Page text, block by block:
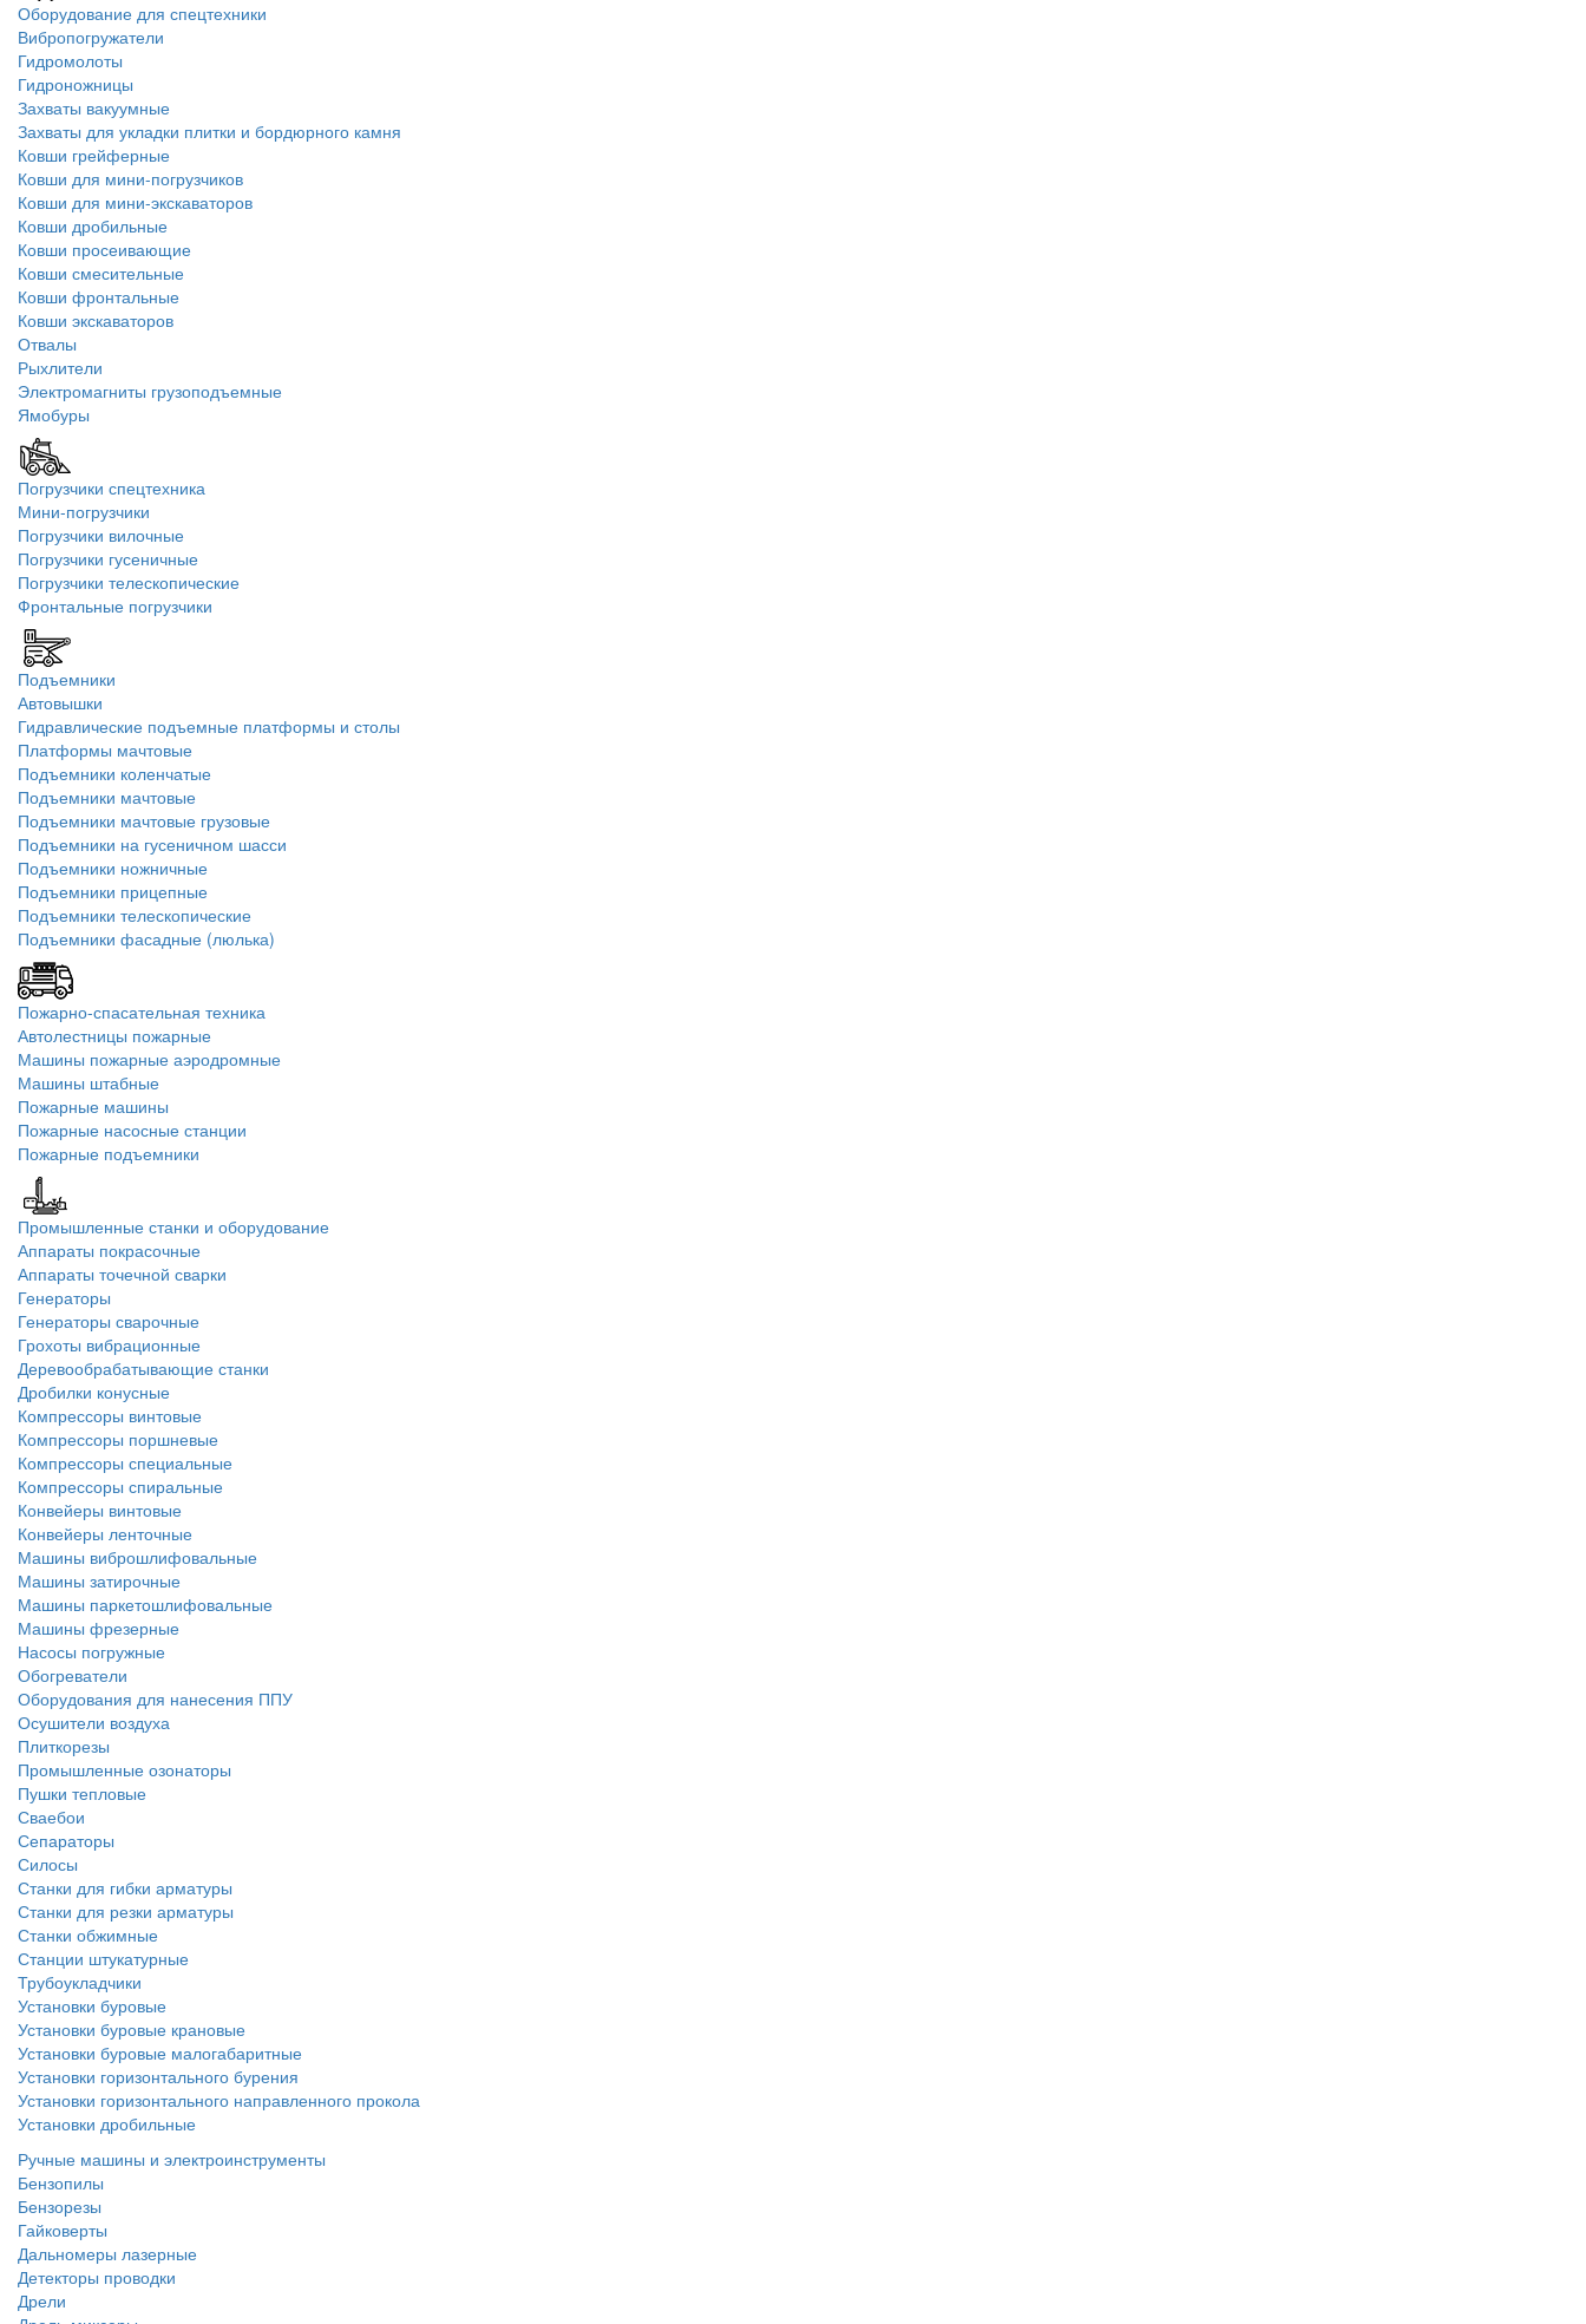
Оборудование для спецтехники
Вибропогружатели
Гидромолоты
Гидроножницы
Захваты вакуумные
Захваты для укладки плитки и бордюрного камня
Ковши грейферные
Ковши для мини-погрузчиков
Ковши для мини-экскаваторов
Ковши дробильные
Ковши просеивающие
Ковши смесительные
Ковши фронтальные
Ковши экскаваторов
Отвалы
Рыхлители
Электромагниты грузоподъемные
Ямобуры
Погрузчики спецтехника
Мини-погрузчики
Погрузчики вилочные
Погрузчики гусеничные
Погрузчики телескопические
Фронтальные погрузчики
Подъемники
Автовышки
Гидравлические подъемные платформы и столы
Платформы мачтовые
Подъемники коленчатые
Подъемники мачтовые
Подъемники мачтовые грузовые
Подъемники на гусеничном шасси
Подъемники ножничные
Подъемники прицепные
Подъемники телескопические
Подъемники фасадные (люлька)
Пожарно-спасательная техника
Автолестницы пожарные
Машины пожарные аэродромные
Машины штабные
Пожарные машины
Пожарные насосные станции
Пожарные подъемники
Промышленные станки и оборудование
Аппараты покрасочные
Аппараты точечной сварки
Генераторы
Генераторы сварочные
Грохоты вибрационные
Деревообрабатывающие станки
Дробилки конусные
Компрессоры винтовые
Компрессоры поршневые
Компрессоры специальные
Компрессоры спиральные
Конвейеры винтовые
Конвейеры ленточные
Машины виброшлифовальные
Машины затирочные
Машины паркетошлифовальные
Машины фрезерные
Насосы погружные
Обогреватели
Оборудования для нанесения ППУ
Осушители воздуха
Плиткорезы
Промышленные озонаторы
Пушки тепловые
Сваебои
Сепараторы
Силосы
Станки для гибки арматуры
Станки для резки арматуры
Станки обжимные
Станции штукатурные
Трубоукладчики
Установки буровые
Установки буровые крановые
Установки буровые малогабаритные
Установки горизонтального бурения
Установки горизонтального направленного прокола
Установки дробильные
Ручные машины и электроинструменты
Бензопилы
Бензорезы
Гайковерты
Дальномеры лазерные
Детекторы проводки
Дрели